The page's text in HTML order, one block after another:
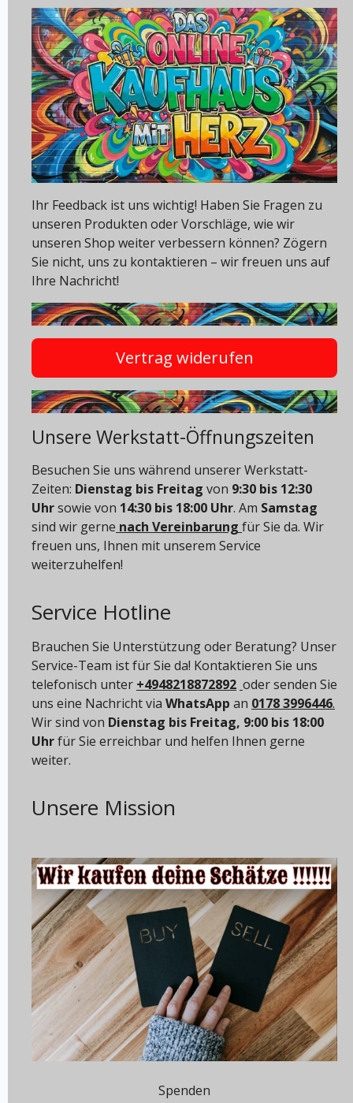
Ihr Feedback ist uns wichtig! Haben Sie Fragen zu
unseren Produkten oder Vorschläge, wie wir
unseren Shop weiter verbessern können? Zögern
Sie nicht, uns zu kontaktieren – wir freuen uns auf
Ihre Nachricht!
Vertrag widerufen
Unsere Werkstatt-Öffnungszeiten
Besuchen Sie uns während unserer Werkstatt-
Zeiten: Dienstag bis Freitag von 9:30 bis 12:30
Uhrsowie von 14:30 bis 18:00 Uhr. Am Samstag
sind wir gerne nach Vereinbarung für Sie da. Wir
freuen uns, Ihnen mit unserem Service
weiterzuhelfen!
Service Hotline
Brauchen Sie Unterstützung oder Beratung? Unser
Service-Team ist für Sie da! Kontaktieren Sie uns
telefonisch unter +4948218872892 oder senden Sie
uns eine Nachricht via WhatsApp an 0178 3996446.
Wir sind von Dienstag bis Freitag, 9:00 bis 18:00
Uhrfür Sie erreichbar und helfen Ihnen gerne
weiter.
Unsere Mission
Spenden